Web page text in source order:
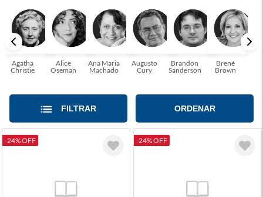
passe um tempo no mundo da imaginação! A leitura
transforma vidas e estamos aqui para ajudar a transformar a
sua! Tenha certeza, temos o livro perfeito para você!
Agatha
Christie
Alice
Oseman
Ana Maria
Machado
Augusto
Cury
Brandon
Sanderson
Brené
Brown
FILTRAR ORDENAR
-24% OFF -24% OFF